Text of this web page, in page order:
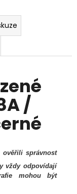
/
ověřili správnost
vždy odpovídají
mohou být